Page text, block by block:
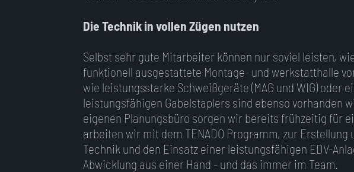
Die Technik in vollen Zügen nutzen
Selbst sehr gute Mitarbeiter können nur soviel leisten,
funktionell ausgestattete Montage- und werkstatthalle
wie leistungsstarke Schweißgeräte (MAG und WIG)
leistungsfähigen Gabelstaplers sind ebenso vorhanden
eigenen Planungsbüro sorgen wir bereits frühzeitig für
arbeiten wir mit dem TENADO Programm, zur
Technik und den Einsatz einer leistungsfähigen EDV-
Abwicklung aus einer Hand - und das immer im Team.